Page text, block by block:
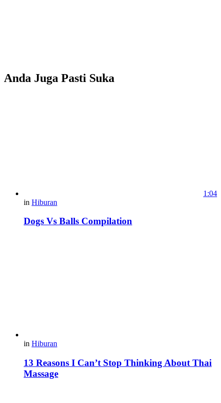
Anda Juga Pasti Suka
1:04
in Hiburan
Dogs Vs Balls Compilation
in Hiburan
13 Reasons I Can’t Stop Thinking About Thai
Massage